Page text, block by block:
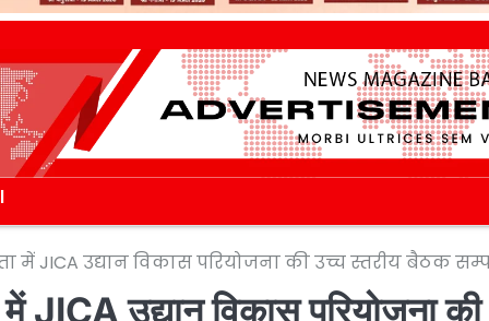
में JICA उद्यान विकास परियोजना की उच्च स्तरीय बैठक
JICA उद्यान विकास परियोजना की